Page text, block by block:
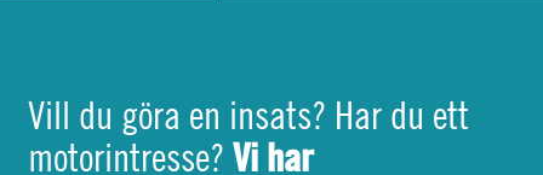
Vill du göra en insats? Har du ett
motorintresse? Vi har